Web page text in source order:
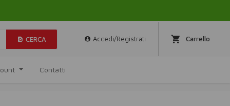
CERCA Accedi/Registrati Carrello
Contatti